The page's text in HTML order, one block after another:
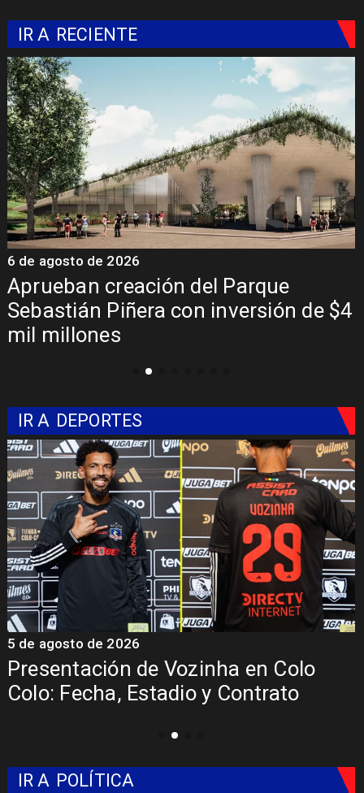
IR A RECIENTE
Aprueban creación del Parque
Sebastián Piñera con inversión de $4
mil millones
6 de agosto de 2026
IR A DEPORTES
Presentación de Vozinha en Colo
Colo: Fecha, Estadio y Contrato
5 de agosto de 2026
IR A POLÍTICA